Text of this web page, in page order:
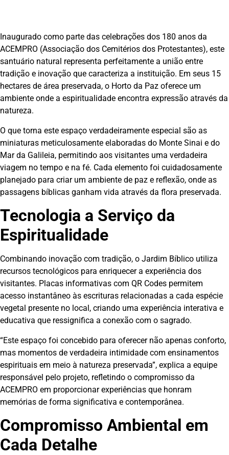
Inaugurado como parte das celebrações dos 180 anos da
ACEMPRO (Associação dos Cemitérios dos Protestantes), este
santuário natural representa perfeitamente a união entre
tradição e inovação que caracteriza a instituição. Em seus 15
hectares de área preservada, o Horto da Paz oferece um
ambiente onde a espiritualidade encontra expressão através da
natureza.
O que torna este espaço verdadeiramente especial são as
miniaturas meticulosamente elaboradas do Monte Sinai e do
Mar da Galileia, permitindo aos visitantes uma verdadeira
viagem no tempo e na fé. Cada elemento foi cuidadosamente
planejado para criar um ambiente de paz e reflexão, onde as
passagens bíblicas ganham vida através da flora preservada.
Tecnologia a Serviço da
Espiritualidade
Combinando inovação com tradição, o Jardim Bíblico utiliza
recursos tecnológicos para enriquecer a experiência dos
visitantes. Placas informativas com QR Codes permitem
acesso instantâneo às escrituras relacionadas a cada espécie
vegetal presente no local, criando uma experiência interativa e
educativa que ressignifica a conexão com o sagrado.
“Este espaço foi concebido para oferecer não apenas conforto,
mas momentos de verdadeira intimidade com ensinamentos
espirituais em meio à natureza preservada”, explica a equipe
responsável pelo projeto, refletindo o compromisso da
ACEMPRO em proporcionar experiências que honram
memórias de forma significativa e contemporânea.
Compromisso Ambiental em
Cada Detalhe